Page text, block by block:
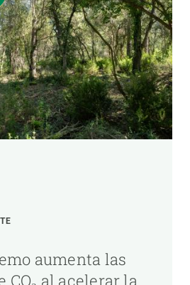
aumenta las
CO₂ al acelerar la